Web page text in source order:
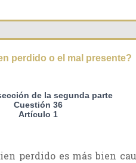
perdido o el mal presente?
de la segunda parte
Cuestión 36
Artículo 1
perdido es más bien